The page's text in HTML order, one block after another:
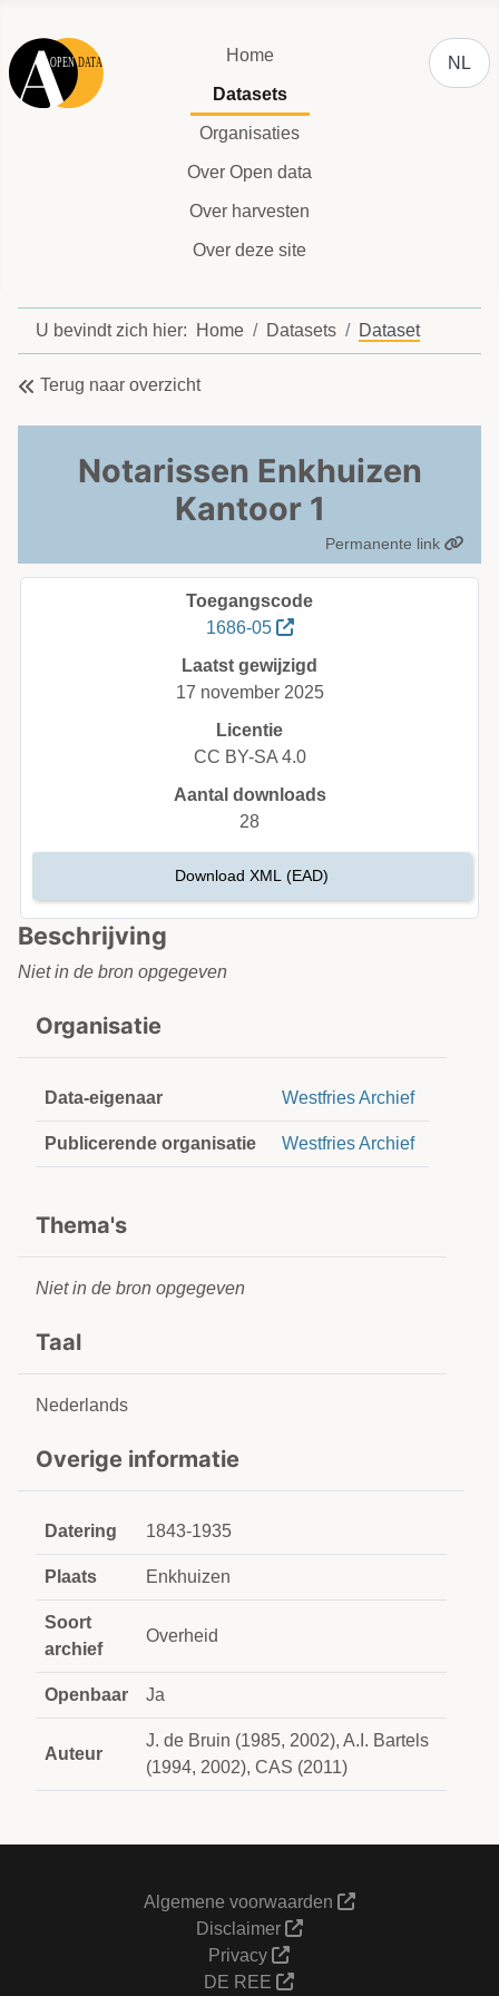
Home
Datasets
Organisaties
Over Open data
Over harvesten
Over deze site
NL
U bevindt zich hier: Home Datasets Dataset
Terug naar overzicht
Notarissen Enkhuizen
Kantoor 1
Permanente link
Beschrijving
Niet in de bron opgegeven
Organisatie
Data-eigenaar Westfries Archief
Publicerende organisatie Westfries Archief
Thema's
Niet in de bron opgegeven
Taal
Nederlands
Overige informatie
Datering 1843-1935
Plaats Enkhuizen
Soort
archief
Overheid
Openbaar Ja
Auteur
J. de Bruin (1985, 2002), A.I. Bartels
(1994, 2002), CAS (2011)
Toegangscode
1686-05
Laatst gewijzigd
17 november 2025
Licentie
CC BY-SA 4.0
Aantal downloads
28
Download XML (EAD)
Algemene voorwaarden
Disclaimer
Privacy
DE REE